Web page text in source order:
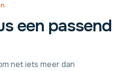
een passend
net iets meer dan